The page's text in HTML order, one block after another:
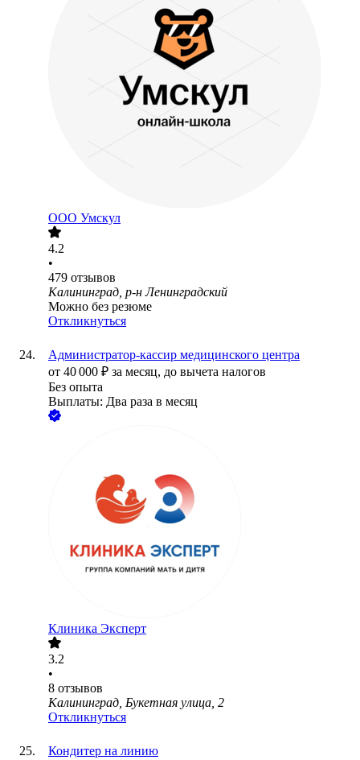
ООО Умскул
4.2
•
479 отзывов
Калининград, р-н Ленинградский
Можно без резюме
Откликнуться
Администратор-кассир медицинского центра
от 40 000 ₽ за месяц, до вычета налогов
Без опыта
Выплаты: Два раза в месяц
Клиника Эксперт
3.2
•
8 отзывов
Калининград, Букетная улица, 2
Откликнуться
Кондитер на линию